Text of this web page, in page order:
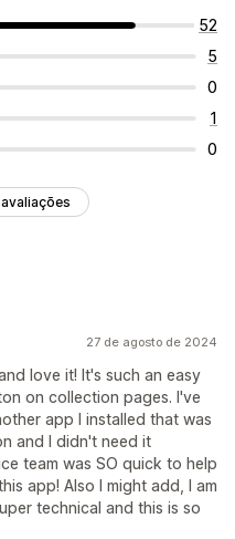
52
5
0
1
0
27 de agosto de 2024
love it! It's such an easy
on collection pages. I've
app I installed that was
and I didn't need it
team was SO quick to help
app! Also I might add, I am
technical and this is so